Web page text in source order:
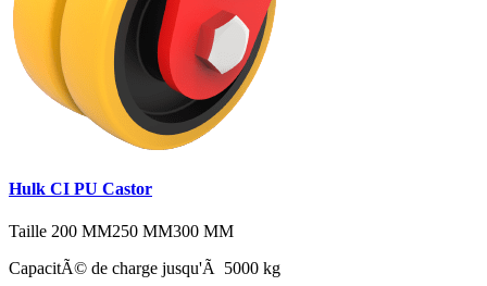
Hulk CI PU Castor
Taille 200 MM250 MM300 MM
CapacitÃ© de charge jusqu'Ã 5000 kg